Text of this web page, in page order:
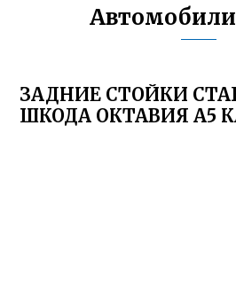
ЗАДНИЕ СТОЙКИ
ШКОДА ОКТАВИЯ А5